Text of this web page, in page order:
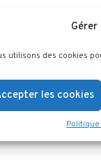
utilisons des cookies
les cookies